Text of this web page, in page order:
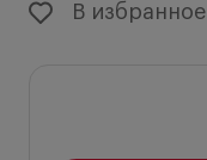
В избранное